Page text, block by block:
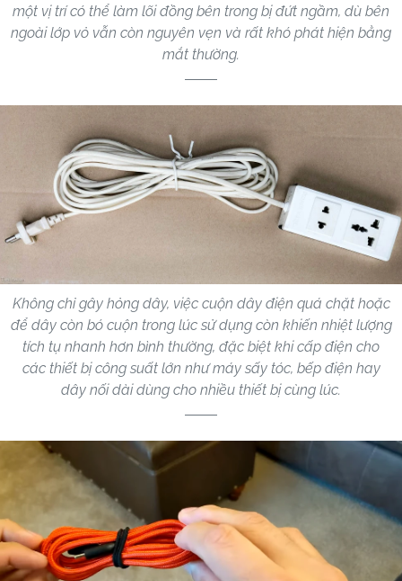
một vị trí có thể làm lõi đồng bên trong bị đứt ngầm, dù bên
ngoài lớp vỏ vẫn còn nguyên vẹn và rất khó phát hiện bằng
mắt thường.
Không chỉ gây hỏng dây, việc cuộn dây điện quá chặt hoặc
để dây còn bó cuộn trong lúc sử dụng còn khiến nhiệt lượng
tích tụ nhanh hơn bình thường, đặc biệt khi cấp điện cho
các thiết bị công suất lớn như máy sấy tóc, bếp điện hay
dây nối dài dùng cho nhiều thiết bị cùng lúc.